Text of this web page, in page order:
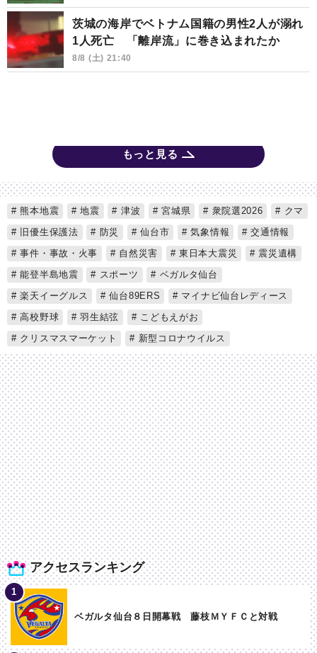
茨城の海岸でベトナム国籍の男性2人が溺れ
1人死亡 「離岸流」に巻き込まれたか
8/8 (土) 21:40
もっと見る
アクセスランキング
ベガルタ仙台８日開幕戦 藤枝ＭＹＦＣと対戦
熊本地震 地震 津波 宮城県 衆院選2026
クマ
旧優生保護法
防災 仙台市 気象情報
交通情報
事件・事故・火事
自然災害 東日本大震災
震災遺構
能登半島地震
スポーツ
ベガルタ仙台
楽天イーグルス
仙台89ERS
マイナビ仙台レディース
高校野球
羽生結弦
こどもえがお
クリスマスマーケット
新型コロナウイルス